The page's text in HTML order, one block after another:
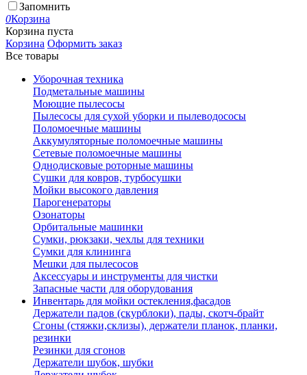
Запомнить
0Корзина
Корзина пуста
Корзина Оформить заказ
Все товары
Уборочная техника
Подметальные машины
Моющие пылесосы
Пылесосы для сухой уборки и пылеводососы
Поломоечные машины
Аккумуляторные поломоечные машины
Сетевые поломоечные машины
Однодисковые роторные машины
Сушки для ковров, турбосушки
Мойки высокого давления
Парогенераторы
Озонаторы
Орбитальные машинки
Сумки, рюкзаки, чехлы для техники
Сумки для клининга
Мешки для пылесосов
Аксессуары и инструменты для чистки
Запасные части для оборудования
Инвентарь для мойки остекления,фасадов
Держатели падов (скурблоки), пады, скотч-брайт
Сгоны (стяжки,склизы), держатели планок, планки,
резинки
Резинки для сгонов
Держатели шубок, шубки